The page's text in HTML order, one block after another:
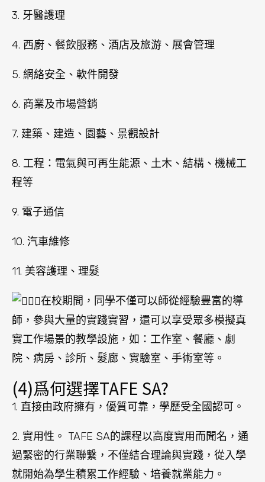
3. 牙醫護理
4. 西廚、餐飲服務、酒店及旅游、展會管理
5. 網絡安全、軟件開發
6. 商業及市場營銷
7. 建築、建造、園藝、景觀設計
8. 工程：電氣與可再生能源、土木、結構、機械工
程等
9. 電子通信
10. 汽車維修
11. 美容護理、理髮
在校期間，同學不僅可以師從經驗豐富的導
師，參與大量的實踐實習，還可以享受眾多模擬真
實工作場景的教學設施，如：工作室、餐廳、劇
院、病房、診所、髮廊、實驗室、手術室等。
(4)爲何選擇TAFE SA?
1. 直接由政府擁有，優質可靠，學歷受全國認可。
2. 實用性。 TAFE SA的課程以高度實用而聞名，通
過緊密的行業聯繫，不僅結合理論與實踐，從入學
就開始為學生積累工作經驗、培養就業能力。